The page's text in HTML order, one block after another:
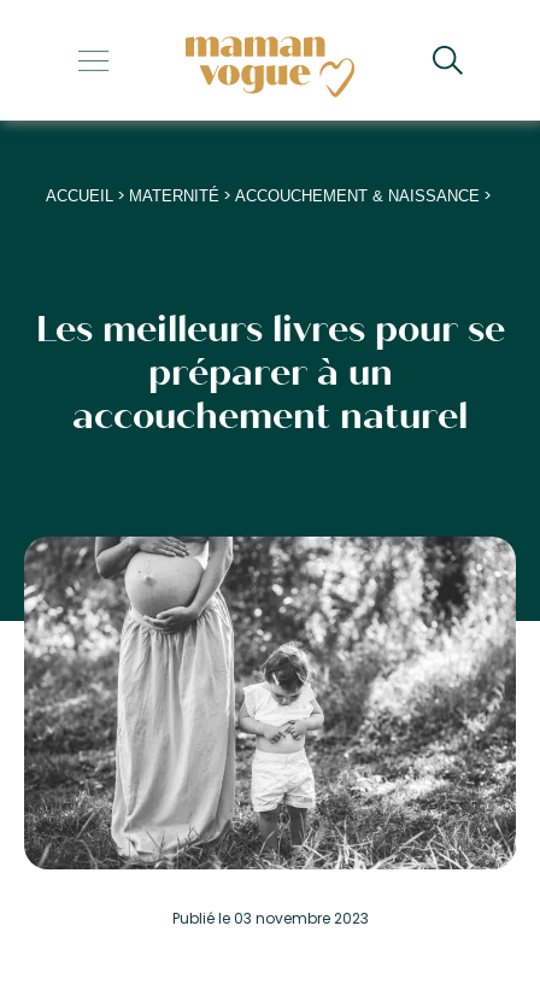
+
+
+
+
ACCUEIL> MATERNITÉ> ACCOUCHEMENT & NAISSANCE>
Les meilleurs livres pour se
préparer à un
accouchement naturel
Publiéle 03 novembre 2023